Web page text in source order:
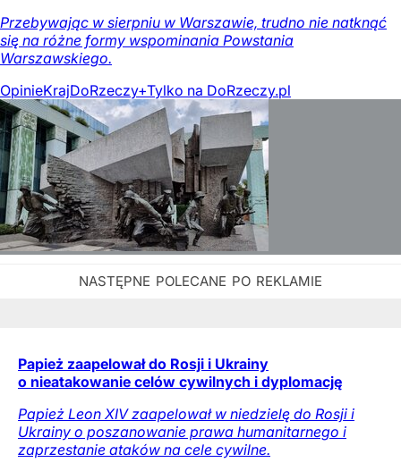
Przebywając w sierpniu w Warszawie, trudno nie natknąć
się na różne formy wspominania Powstania
Warszawskiego.
OpinieKrajDoRzeczy+Tylko na DoRzeczy.pl
Papież zaapelował do Rosji i Ukrainy
o nieatakowanie celów cywilnych i dyplomację
Papież Leon XIV zaapelował w niedzielę do Rosji i
Ukrainy o poszanowanie prawa humanitarnego i
zaprzestanie ataków na cele cywilne.